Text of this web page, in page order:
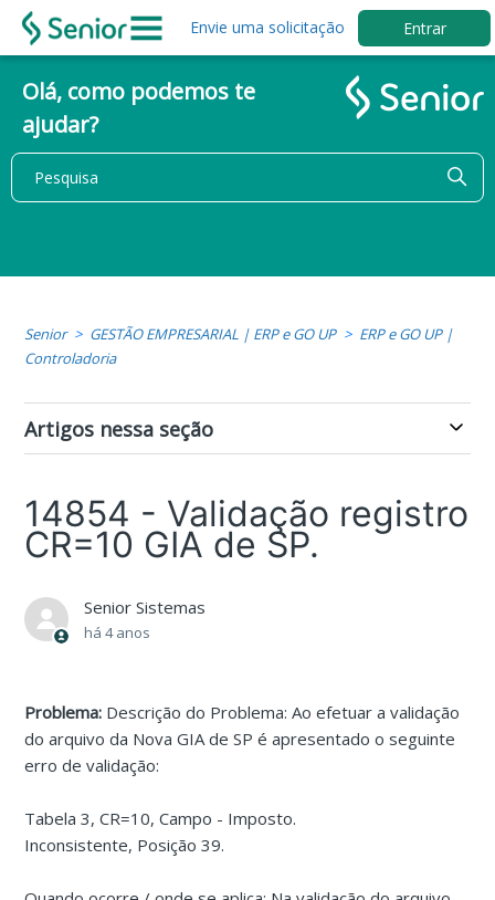
Envie uma solicitação Entrar
Olá, como podemos te
ajudar?
Senior GESTÃO EMPRESARIAL | ERP e GO UP
ERP e GO UP |
Controladoria
Artigos nessa seção
14854 - Validação registro
CR=10 GIA de SP.
Senior Sistemas
há 4 anos
Problema: Descrição do Problema: Ao efetuar a validação
do arquivo da Nova GIA de SP é apresentado o seguinte
erro de validação:
Tabela 3, CR=10, Campo - Imposto.
Inconsistente, Posição 39.